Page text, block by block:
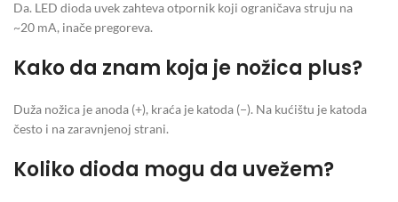
Da. LED dioda uvek zahteva otpornik koji ograničava struju na
~20 mA, inače pregoreva.
Kako da znam koja je nožica plus?
Duža nožica je anoda (+), kraća je katoda (−). Na kućištu je katoda
često i na zaravnjenoj strani.
Koliko dioda mogu da uvežem?